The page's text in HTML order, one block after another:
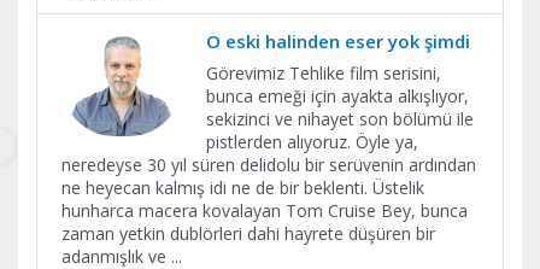
O eski halinden eser yok şimdi
Görevimiz Tehlike film serisini,
bunca emeği için ayakta alkışlıyor,
sekizinci ve nihayet son bölümü ile
pistlerden alıyoruz. Öyle ya,
neredeyse 30 yıl süren delidolu bir serüvenin ardından
ne heyecan kalmış idi ne de bir beklenti. Üstelik
hunharca macera kovalayan Tom Cruise Bey, bunca
zaman yetkin dublörleri dahi hayrete düşüren bir
adanmışlık ve ...